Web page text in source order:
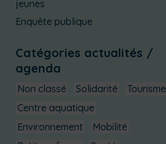
jeunes
Enquête publique
Catégories actualités /
agenda
Non classé Solidarité
Tourisme
Centre aquatique
Environnement
Mobilité